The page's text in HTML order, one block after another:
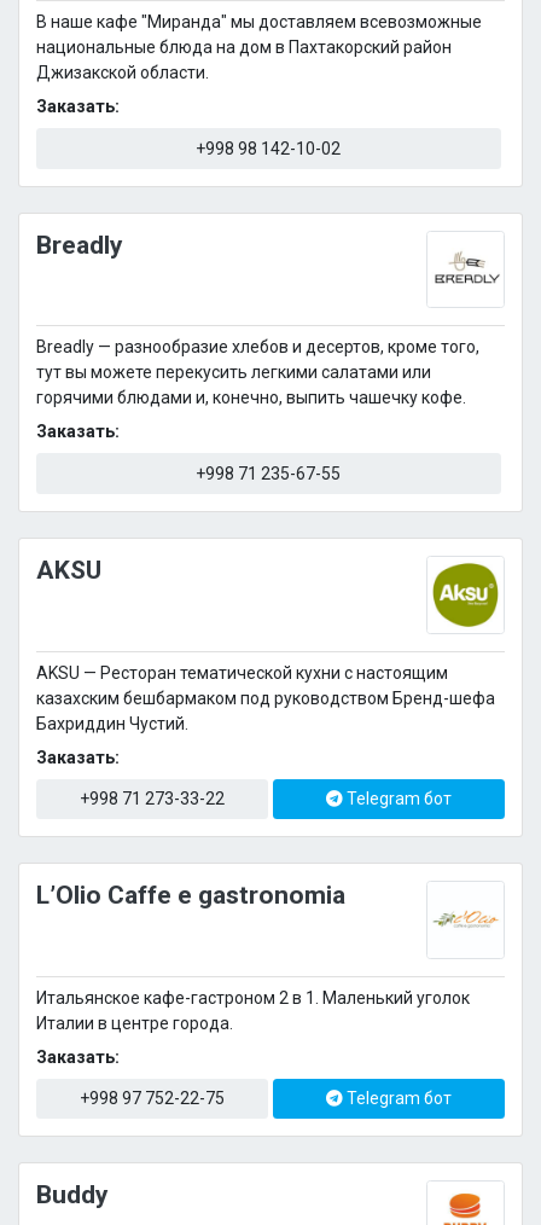
В наше кафе "Миранда" мы доставляем всевозможные
национальные блюда на дом в Пахтакорский район
Джизакской области.
Заказать:
+998 98 142-10-02
Breadly
Breadly — разнообразие хлебов и десертов, кроме того,
тут вы можете перекусить легкими салатами или
горячими блюдами и, конечно, выпить чашечку кофе.
Заказать:
+998 71 235-67-55
AKSU
AKSU — Ресторан тематической кухни с настоящим
казахским бешбармаком под руководством Бренд-шефа
Бахриддин Чустий.
Заказать:
+998 71 273-33-22 Telegram бот
L’Olio Caffe e gastronomia
Итальянское кафе-гастроном 2 в 1. Маленький уголок
Италии в центре города.
Заказать:
+998 97 752-22-75 Telegram бот
Buddy